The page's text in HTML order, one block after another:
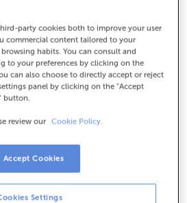
Com arribar
de8:15 a 14:00.
i t'atendrem el dia i hora que
party cookies both to improve your user
commercial content tailored to your
habits. You can consult and
to your preferences by clicking on the
can also choose to directly accept or reject
panel by clicking on the "Accept
button.
review our Cookie Policy.
Settings
Accept Cookies